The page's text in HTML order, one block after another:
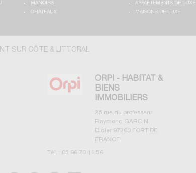
MANOIRS
CHÂTEAUX
APPARTEMENTS DE LUXE
MAISONS DE LUXE
SUR CÔTE & LITTORAL
ORPI - HABITAT &
BIENS
IMMOBILIERS
25 rue du professeur
Raymond GARCIN,
Didier 97200 FORT DE
FRANCE
Tél. : 05 96 70 44 56